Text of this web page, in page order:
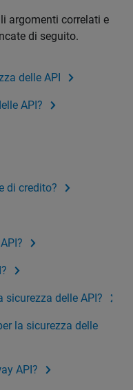
argomenti correlati e
di seguito.
delle API
API?
di credito?
sicurezza delle API?
la sicurezza delle
API?